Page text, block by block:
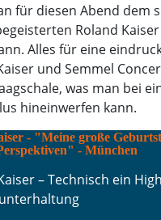
für diesen Abend dem
Roland
Alles für eine
und Semmel
was man bei
hineinwerfen kann.
– Technisch ein